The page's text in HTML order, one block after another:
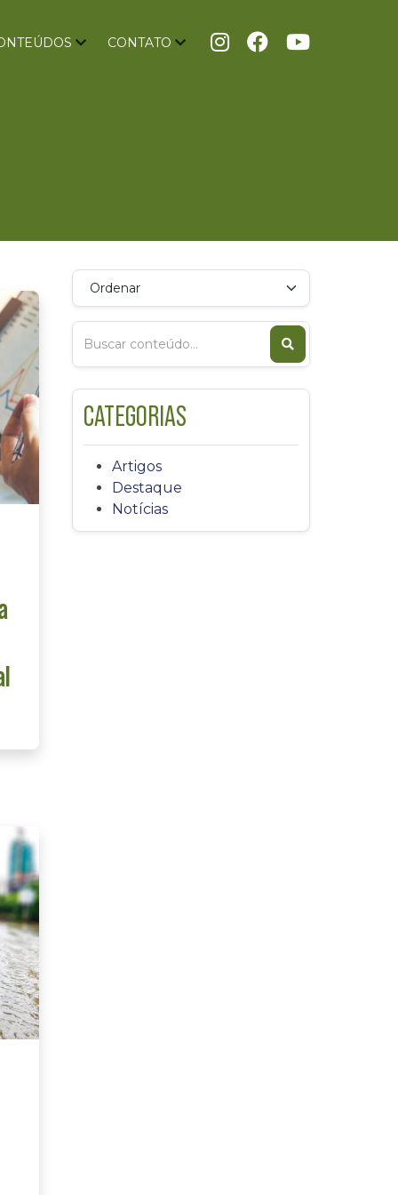
CONTATO
CATEGORIAS
Artigos
Destaque
Notícias